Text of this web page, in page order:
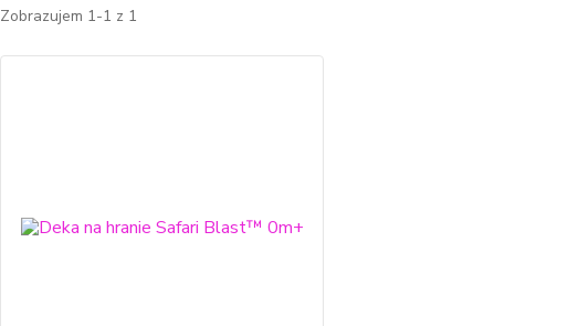
Zobrazujem 1-1 z 1